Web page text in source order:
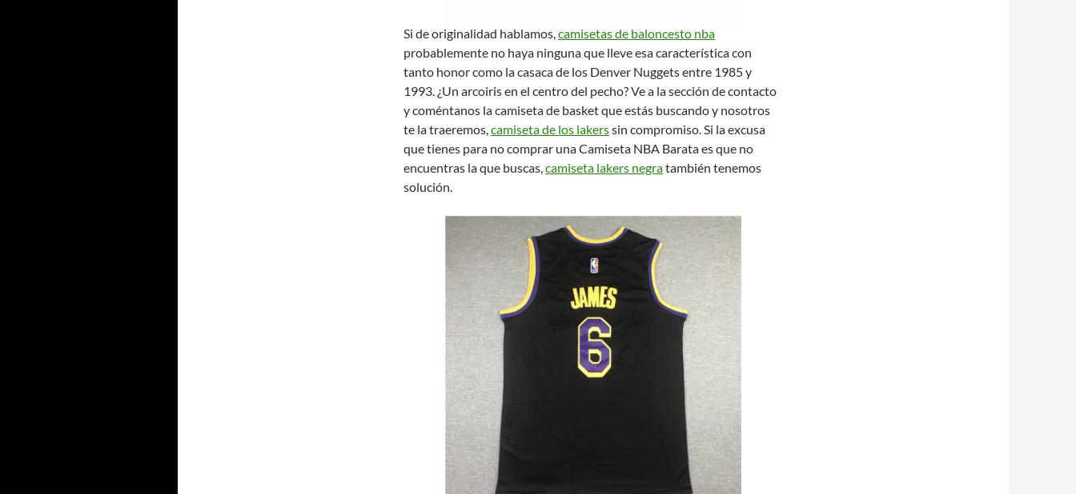
Si de originalidad hablamos,camisetas de baloncesto nba
probablemente no haya ninguna que lleve esa característica con
tanto honor como la casaca de los Denver Nuggets entre 1985 y
1993. ¿Un arcoiris en el centro del pecho? Ve a la sección de contacto
y coméntanos la camiseta de basket que estás buscando y nosotros
te la traeremos,camiseta de los lakerssin compromiso. Si la excusa
que tienes para no comprar una Camiseta NBA Barata es que no
encuentras la que buscas,camiseta lakers negratambién tenemos
solución.